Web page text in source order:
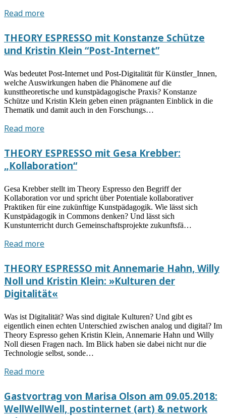
Read moreTHEORY
mit
Torsten
Meyer:
“Studium
als
transmediales
Storytelling”
THEORY ESPRESSO mit Konstanze Schütze
und Kristin Klein “Post-Internet”
Was bedeutet Post-Internet und Post-Digitalität für Künstler_Innen,
welche Auswirkungen haben die Phänomene auf die
kunsttheoretische und kunstpädagogische Praxis? Konstanze
Schütze und Kristin Klein geben einen prägnanten Einblick in die
Thematik und damit auch in den Forschungs…
Read moreTHEORY
mit
Konstanze
Schütze
Kristin
Klein
“Post-
Internet”
THEORY ESPRESSO mit Gesa Krebber:
„Kollaboration“
Gesa Krebber stellt im Theory Espresso den Begriff der
Kollaboration vor und spricht über Potentiale kollaborativer
Praktiken für eine zukünftige Kunstpädagogik. Wie lässt sich
Kunstpädagogik in Commons denken? Und lässt sich
Kunstunterricht durch Gemeinschaftsprojekte zukunftsfä…
Read moreTHEORY
mit
Gesa
Krebber:
„Kollaboration“
THEORY ESPRESSO mit Annemarie Hahn, Willy
Noll und Kristin Klein: »Kulturen der
Digitalität«
Was ist Digitalität? Was sind digitale Kulturen? Und gibt es
eigentlich einen echten Unterschied zwischen analog und digital? Im
Theory Espresso gehen Kristin Klein, Annemarie Hahn und Willy
Noll diesen Fragen nach. Im Blick haben sie dabei nicht nur die
Technologie selbst, sonde…
Read moreTHEORY
mit
Annemarie
Hahn,
Gastvortrag von Marisa Olson am 09.05.2018:
WellWellWell, postinternet (art) & network